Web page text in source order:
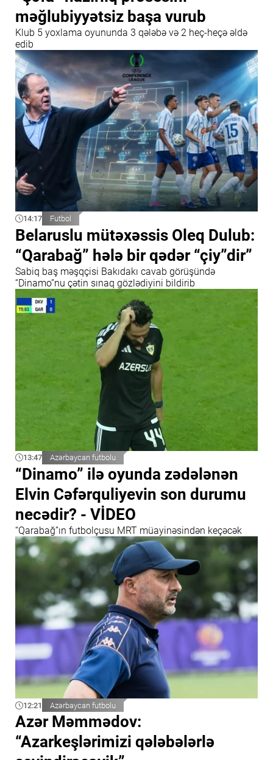
məğlubiyyətsiz başa vurub
Klub 5 yoxlama oyununda 3 qələbə və 2 heç-heçə əldə
edib
14:17 Futbol
Belaruslu mütəxəssis Oleq Dulub:
“Qarabağ” hələ bir qədər “çiy”dir”
Sabiq baş məşqçisi Bakıdakı cavab görüşündə
“Dinamo”nu çətin sınaq gözlədiyini bildirib
13:47 Azərbaycan futbolu
“Dinamo” ilə oyunda zədələnən
Elvin Cəfərquliyevin son durumu
necədir? - VİDEO
“Qarabağ”ın futbolçusu MRT müayinəsindən keçəcək
12:21 Azərbaycan futbolu
Azər Məmmədov:
“Azarkeşlərimizi qələbələrlə